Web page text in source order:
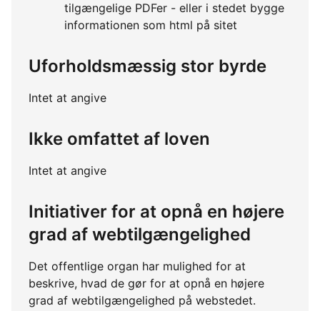
tilgængelige PDFer - eller i stedet bygge
informationen som html på sitet
Uforholdsmæssig stor byrde
Intet at angive
Ikke omfattet af loven
Intet at angive
Initiativer for at opnå en højere
grad af webtilgængelighed
Det offentlige organ har mulighed for at
beskrive, hvad de gør for at opnå en højere
grad af webtilgængelighed på webstedet.